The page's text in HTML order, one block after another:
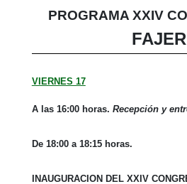
PROGRAMA XXIV
FAJER
VIERNES 17
A las 16:00 horas. Recepción y
De 18:00 a 18:15 horas.
INAUGURACION DEL XXIV